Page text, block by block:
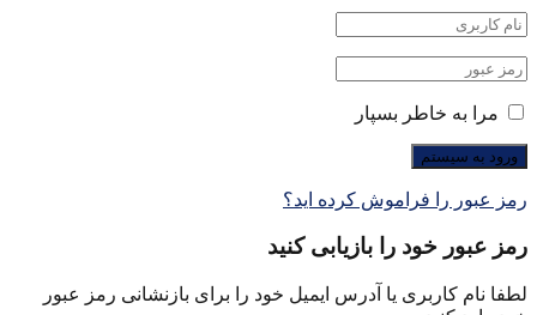
مرا به خاطر بسپار
رمز عبور را فراموش کرده اید؟
رمز عبور خود را بازیابی کنید
لطفا نام کاربری یا آدرس ایمیل خود را برای بازنشانی رمز عبور